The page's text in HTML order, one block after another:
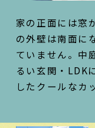
家の正面には窓
の外壁は南面に
ていません。中
るい玄関・LDK
したクールなカ